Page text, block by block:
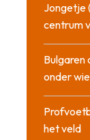
Jongetje
centrum
Bulgaren
onder
het veld